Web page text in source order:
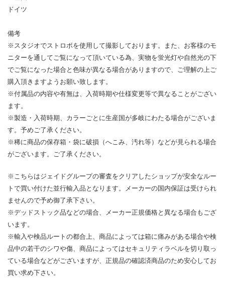
ドイツ
備考
※スタジオでストロボを使用して撮影しております。また、お客様のモ
ニターを通してご覧になって頂いている為、実物を蛍光灯や自然光の下
でご覧になった場合と色味が異なる場合がありますので、ご理解の上ご
購入頂きますようお願い致します。
※付属品の内容や有無は、入荷時期や仕様変更等で異なることがござい
ます。
※製造・入荷時期、カラーごとに生産国が多岐にわたる場合がございま
す。予めご了承ください。
※稀に商品の保存箱・袋に破損（へこみ、汚れ等）などが見られる場合
がございます。ご了承ください。
※こちらはジェイドグループの審査をクリアしたショップが安全なルー
トで買い付けた並行輸入品となります。メーカーの国内保証は受けられ
ませんので予め御了承下さい。
※デッドストック品などの場合、メーカー正規価格と異なる場合もござ
います。
※輸入や検品ルートの都合上、商品によっては箱に痛みがある場合や検
品中の若干のシワや傷、商品によってはセキュリティラベルを切り取っ
ている場合などがございますが、正規品の確認済商品のため安心してお
買い求め下さい。